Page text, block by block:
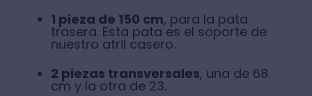
1 pieza de 150 cm, para la pata
trasera. Esta pata es el soporte de
nuestro atril casero.
2 piezas transversales, una de 68
cm y la otra de 23.